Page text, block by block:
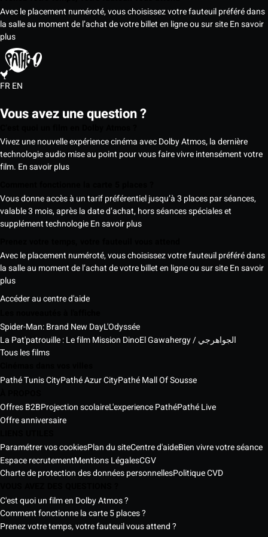
Avec le placement numéroté, vous choisissez votre fauteuil préféré dans
la salle au moment de l’achat de votre billet en ligne ou sur siteEn savoir
plus
FREN
Vous avez une question ?
Vivez une nouvelle expérience cinéma avec Dolby Atmos, la dernière
technologie audio mise au point pour vous faire vivre intensément votre
film. En savoir plus
Vous donne accès à un tarif préférentiel jusqu’à 3 places par séances,
valable 3 mois, après la date d’achat, hors séances spéciales et
supplément technologieEn savoir plus
Avec le placement numéroté, vous choisissez votre fauteuil préféré dans
la salle au moment de l’achat de votre billet en ligne ou sur siteEn savoir
plus
Accéder au centre d'aide
Spider-Man: Brand New DayL'Odyssée
La Pat'patrouille : Le film Mission Dino
El Gawahergy / الجواهرجي
Tous les films
Pathé Tunis CityPathé Azur CityPathé Mall Of Sousse
Offres B2BProjection scolaireL'experience PathéPathé Live
Offre anniversaire
Paramétrer vos cookiesPlan du siteCentre d'aideBien vivre votre séance
Espace recrutementMentions LégalesCGV
Charte de protection des données personnellesPolitique CVD
C'est quoi un film en Dolby Atmos ?
Comment fonctionne la carte 5 places ?
Prenez votre temps, votre fauteuil vous attend ?